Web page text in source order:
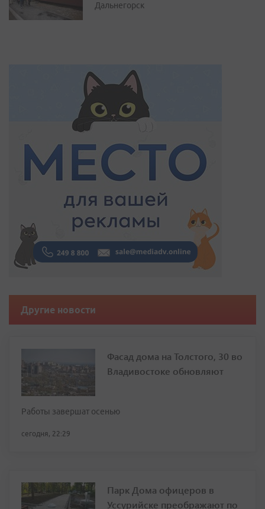
Дальнегорск
Другие новости
Фасад дома на Толстого, 30 во
Владивостоке обновляют
Работы завершат осенью
сегодня, 22:29
Парк Дома офицеров в
Уссурийске преображают по